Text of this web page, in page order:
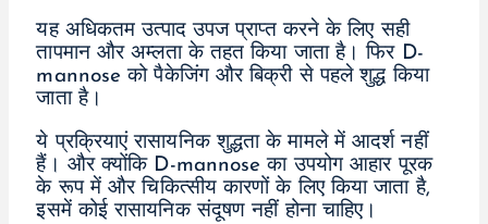
यह अधिकतम उत्पाद उपज प्राप्त करने के लिए सही
तापमान और अम्लता के तहत किया जाता है। फिर D-
mannose को पैकेजिंग और बिक्री से पहले शुद्ध किया
जाता है।
ये प्रक्रियाएं रासायनिक शुद्धता के मामले में आदर्श नहीं
हैं। और क्योंकि D-mannose का उपयोग आहार पूरक
के रूप में और चिकित्सीय कारणों के लिए किया जाता है,
इसमें कोई रासायनिक संदूषण नहीं होना चाहिए।